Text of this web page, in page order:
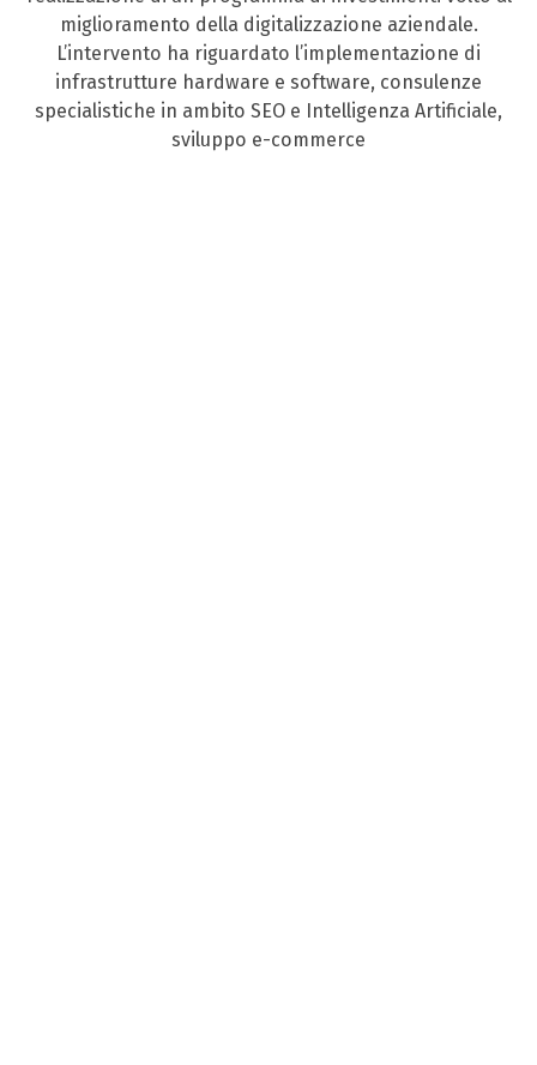
miglioramento della digitalizzazione aziendale.
L’intervento ha riguardato l’implementazione di
infrastrutture hardware e software, consulenze
specialistiche in ambito SEO e Intelligenza Artificiale,
sviluppo e-commerce